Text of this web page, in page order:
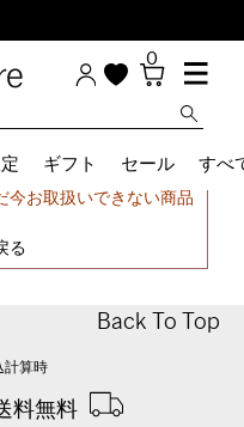
0
ギフト セール すべ
せん。
今お取扱いできない商品
る
Back To Top
算時
料無料